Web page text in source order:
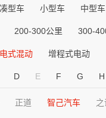
型车 小型车 中型车
200-300公里 300-
式混动 增程式电动
D E F G H
正道 智己汽车